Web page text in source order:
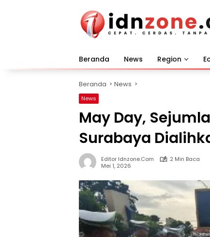
Beranda News Region
Beranda News
News
May Day,
Surabaya
Editor Idnzone.com
2 Min Baca
Mei 1, 2026